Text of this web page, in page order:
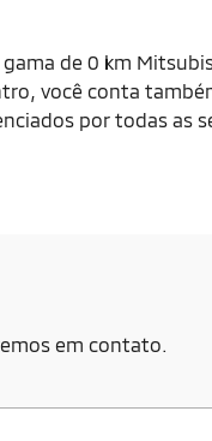
de 0 km
você conta
por todas as
em contato.